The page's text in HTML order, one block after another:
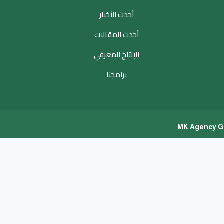
أحدث الأخبار
أحدث المقالات
الإنتاج المعرفي
برامجنا
MK Agency